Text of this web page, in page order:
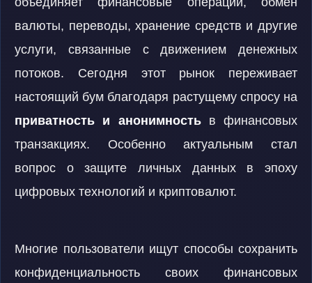
валюты, переводы, хранение средств и другие
услуги, связанные с движением денежных
потоков. Сегодня этот рынок переживает
настоящий бум благодаря растущему спросу на
приватность и анонимностьв финансовых
транзакциях. Особенно актуальным стал
вопрос о защите личных данных в эпоху
цифровых технологий и криптовалют.
Многие пользователи ищут способы сохранить
конфиденциальность своих финансовых